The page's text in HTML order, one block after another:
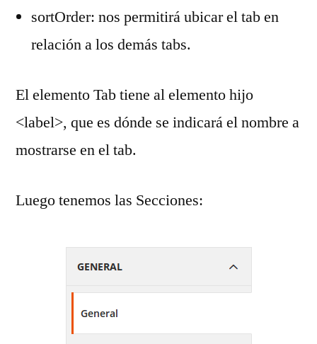
sortOrder: nos permitirá ubicar el tab en
relación a los demás tabs.
El elemento Tab tiene al elemento hijo
<label>, que es dónde se indicará el nombre a
mostrarse en el tab.
Luego tenemos las Secciones: